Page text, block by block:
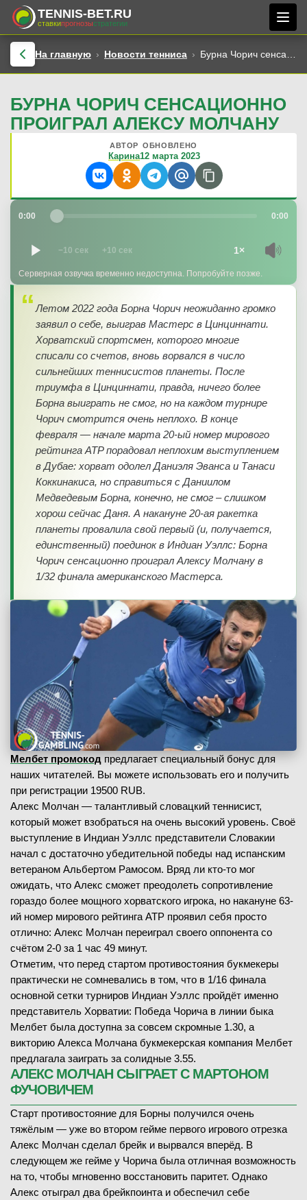
TENNIS-BET.RU
ставкипрогнозыстратегии
На главную Новости тенниса Бурна Чорич сенсационно проиграл Алексу Молчану
БУРНА ЧОРИЧ СЕНСАЦИОННО
ПРОИГРАЛ АЛЕКСУ МОЛЧАНУ
АВТОР
Карина
ОБНОВЛЕНО
12 марта 2023
0:00 0:00
−10 сек +10 сек 1×
Серверная озвучка временно недоступна. Попробуйте позже.
Летом 2022 года Борна Чорич неожиданно громко
заявил о себе, выиграв Мастерс в Цинциннати.
Хорватский спортсмен, которого многие
списали со счетов, вновь ворвался в число
сильнейших теннисистов планеты. После
триумфа в Цинциннати, правда, ничего более
Борна выиграть не смог, но на каждом турнире
Чорич смотрится очень неплохо. В конце
февраля — начале марта 20-ый номер мирового
рейтинга ATP порадовал неплохим выступлением
в Дубае: хорват одолел Даниэля Эванса и Танаси
Коккинакиса, но справиться с Даниилом
Медведевым Борна, конечно, не смог – слишком
хорош сейчас Даня. А накануне 20-ая ракетка
планеты провалила свой первый (и, получается,
единственный) поединок в Индиан Уэллс: Борна
Чорич сенсационно проиграл Алексу Молчану в
1/32 финала американского Мастерса.
Мелбет промокодпредлагает специальный бонус для
наших читателей. Вы можете использовать его и получить
при регистрации 19500 RUB.
Алекс Молчан — талантливый словацкий теннисист,
который может взобраться на очень высокий уровень. Своё
выступление в Индиан Уэллс представители Словакии
начал с достаточно убедительной победы над испанским
ветераном Альбертом Рамосом. Вряд ли кто-то мог
ожидать, что Алекс сможет преодолеть сопротивление
гораздо более мощного хорватского игрока, но накануне 63-
ий номер мирового рейтинга ATP проявил себя просто
отлично: Алекс Молчан переиграл своего оппонента со
счётом 2-0 за 1 час 49 минут.
Отметим, что перед стартом противостояния букмекеры
практически не сомневались в том, что в 1/16 финала
основной сетки турниров Индиан Уэллс пройдёт именно
представитель Хорватии: Победа Чорича в линии быка
Мелбет была доступна за совсем скромные 1.30, а
викторию Алекса Молчана букмекерская компания Мелбет
предлагала заиграть за солидные 3.55.
АЛЕКС МОЛЧАН СЫГРАЕТ С МАРТОНОМ
ФУЧОВИЧЕМ
Старт противостояние для Борны получился очень
тяжёлым — уже во втором гейме первого игрового отрезка
Алекс Молчан сделал брейк и вырвался вперёд. В
следующем же гейме у Чорича была отличная возможность
на то, чтобы мгновенно восстановить паритет. Однако
Алекс отыграл два брейкпоинта и обеспечил себе